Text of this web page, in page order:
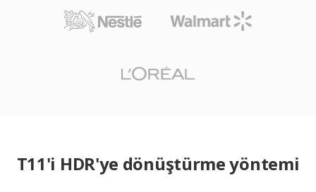
T11'i HDR'ye dönüştürme yöntemi